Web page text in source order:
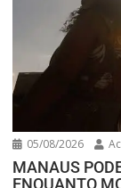
05/08/2026
MANAUS
ENQUANTO